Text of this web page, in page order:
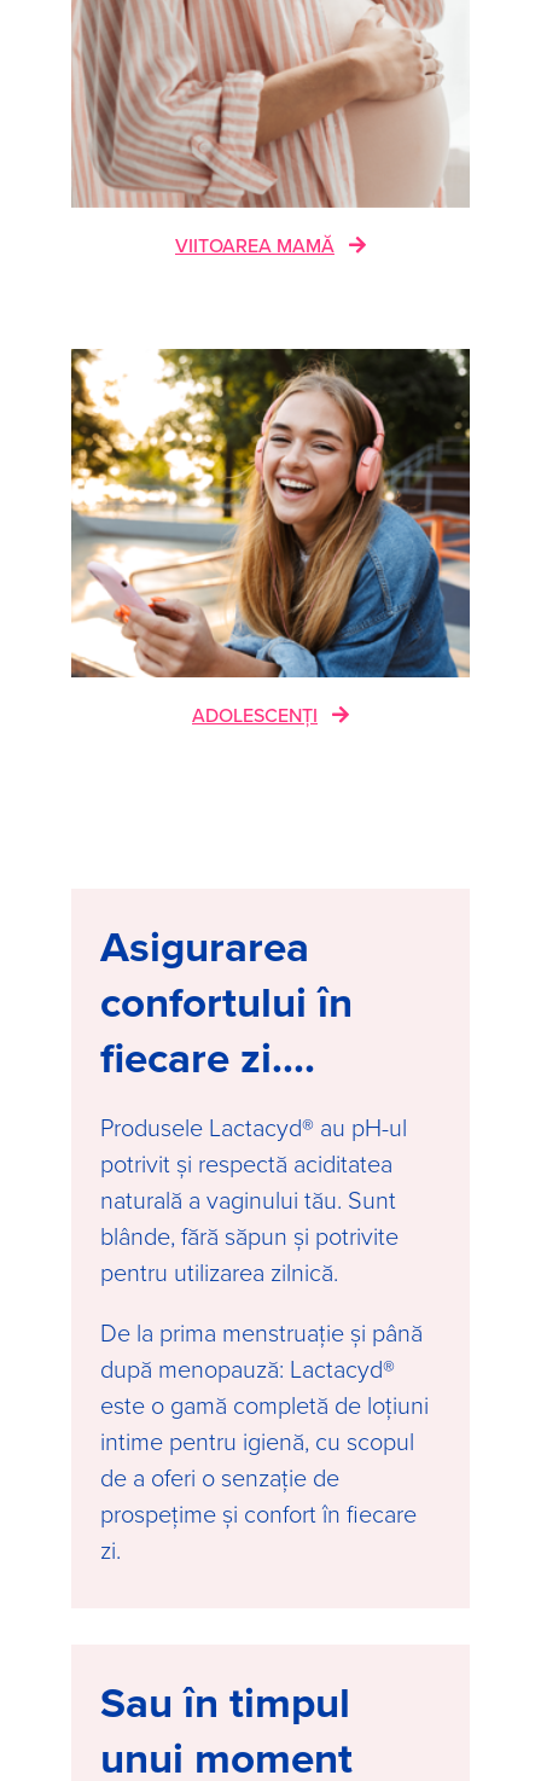
VIITOAREA MAMĂ
ADOLESCENȚI
Asigurarea
confortului în
fiecare zi....
Produsele Lactacyd® au pH-ul
potrivit și respectă aciditatea
naturală a vaginului tău. Sunt
blânde, fără săpun și potrivite
pentru utilizarea zilnică.
De la prima menstruație și până
după menopauză: Lactacyd®
este o gamă completă de loțiuni
intime pentru igienă, cu scopul
de a oferi o senzație de
prospețime și confort în fiecare
zi.
Sau în timpul
unui moment